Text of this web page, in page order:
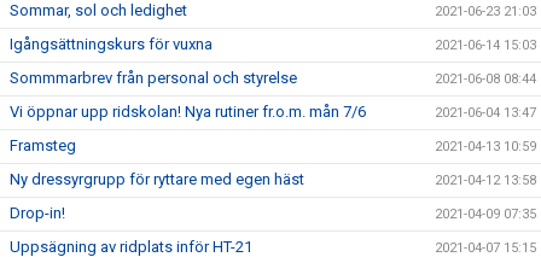
Sommar, sol och ledighet 2021-06-23 21:03
Igångsättningskurs för vuxna 2021-06-14 15:03
Sommmarbrev från personal och styrelse 2021-06-08 08:44
Vi öppnar upp ridskolan! Nya rutiner fr.o.m. mån 7/6 2021-06-04 13:47
Framsteg 2021-04-13 10:59
Ny dressyrgrupp för ryttare med egen häst 2021-04-12 13:58
Drop-in! 2021-04-09 07:35
Uppsägning av ridplats inför HT-21 2021-04-07 15:15